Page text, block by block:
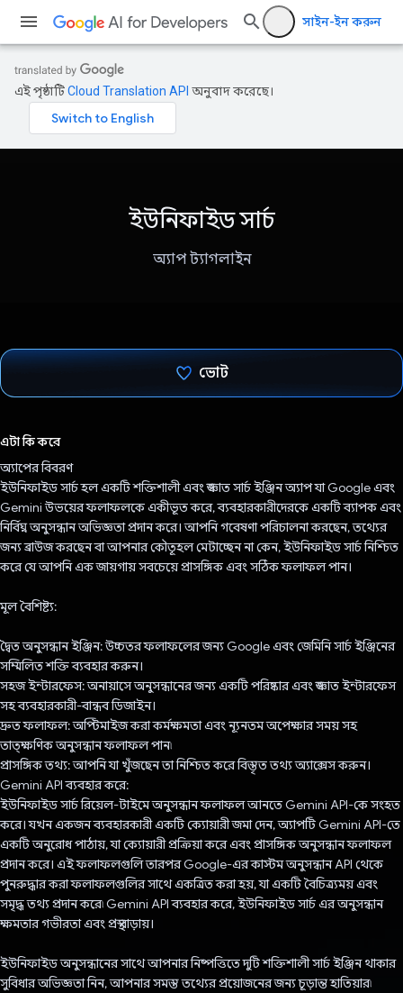
সাইন-ইন করুন
এই পৃষ্ঠাটিCloud Translation API অনুবাদ করেছে।
ইউনিফাইড সার্চ
অ্যাপ ট্যাগলাইন
ভোট
এটা কি করে
অ্যাপের বিবরণ
ইউনিফাইড সার্চ হল একটি শক্তিশালী এবং স্বজ্ঞাত সার্চ ইঞ্জিন অ্যাপ যা Google এবং
Gemini উভয়ের ফলাফলকে একীভূত করে, ব্যবহারকারীদেরকে একটি ব্যাপক এবং
নির্বিঘ্ন অনুসন্ধান অভিজ্ঞতা প্রদান করে। আপনি গবেষণা পরিচালনা করছেন, তথ্যের
জন্য ব্রাউজ করছেন বা আপনার কৌতূহল মেটাচ্ছেন না কেন, ইউনিফাইড সার্চ নিশ্চিত
করে যে আপনি এক জায়গায় সবচেয়ে প্রাসঙ্গিক এবং সঠিক ফলাফল পান।
মূল বৈশিষ্ট্য:
দ্বৈত অনুসন্ধান ইঞ্জিন: উচ্চতর ফলাফলের জন্য Google এবং জেমিনি সার্চ ইঞ্জিনের
সম্মিলিত শক্তি ব্যবহার করুন।
সহজ ইন্টারফেস: অনায়াসে অনুসন্ধানের জন্য একটি পরিষ্কার এবং স্বজ্ঞাত ইন্টারফেস
সহ ব্যবহারকারী-বান্ধব ডিজাইন।
দ্রুত ফলাফল: অপ্টিমাইজ করা কর্মক্ষমতা এবং ন্যূনতম অপেক্ষার সময় সহ
তাত্ক্ষণিক অনুসন্ধান ফলাফল পান৷
প্রাসঙ্গিক তথ্য: আপনি যা খুঁজছেন তা নিশ্চিত করে বিস্তৃত তথ্য অ্যাক্সেস করুন।
Gemini API ব্যবহার করে:
ইউনিফাইড সার্চ রিয়েল-টাইমে অনুসন্ধান ফলাফল আনতে Gemini API-কে সংহত
করে। যখন একজন ব্যবহারকারী একটি ক্যোয়ারী জমা দেন, অ্যাপটি Gemini API-তে
একটি অনুরোধ পাঠায়, যা ক্যোয়ারী প্রক্রিয়া করে এবং প্রাসঙ্গিক অনুসন্ধান ফলাফল
প্রদান করে। এই ফলাফলগুলি তারপর Google-এর কাস্টম অনুসন্ধান API থেকে
পুনরুদ্ধার করা ফলাফলগুলির সাথে একত্রিত করা হয়, যা একটি বৈচিত্র্যময় এবং
সমৃদ্ধ তথ্য প্রদান করে৷ Gemini API ব্যবহার করে, ইউনিফাইড সার্চ এর অনুসন্ধান
ক্ষমতার গভীরতা এবং প্রস্থ বাড়ায়।
ইউনিফাইড অনুসন্ধানের সাথে আপনার নিষ্পত্তিতে দুটি শক্তিশালী সার্চ ইঞ্জিন থাকার
সুবিধার অভিজ্ঞতা নিন, আপনার সমস্ত তথ্যের প্রয়োজনের জন্য চূড়ান্ত হাতিয়ার৷